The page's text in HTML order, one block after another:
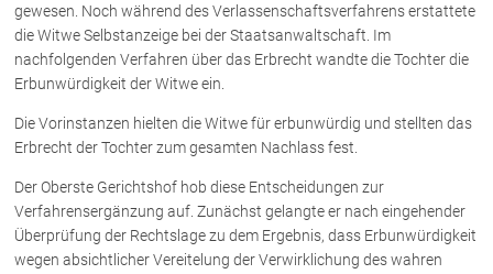
Anwälte
Dr. Petra Piccolruaz
Dr. Roland Piccolruaz †
Mag. Raphaela Klotz
gewesen. Noch während des Verlassenschaftsverfahrens erstattete
die Witwe Selbstanzeige bei der Staatsanwaltschaft. Im
nachfolgenden Verfahren über das Erbrecht wandte die Tochter die
Erbunwürdigkeit der Witwe ein.
Die Vorinstanzen hielten die Witwe für erbunwürdig und stellten das
Erbrecht der Tochter zum gesamten Nachlass fest.
Der Oberste Gerichtshof hob diese Entscheidungen zur
Verfahrensergänzung auf. Zunächst gelangte er nach eingehender
Überprüfung der Rechtslage zu dem Ergebnis, dass Erbunwürdigkeit
wegen absichtlicher Vereitelung der Verwirklichung des wahren